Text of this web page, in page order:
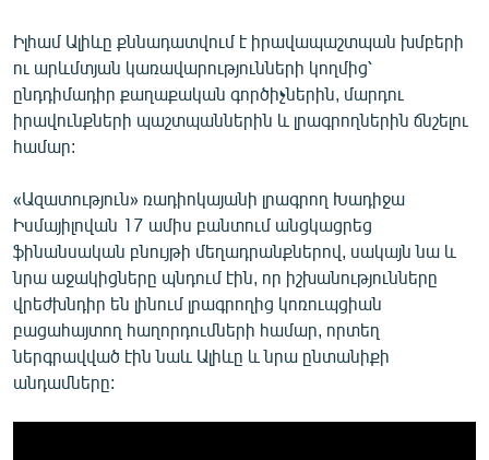
Իլհամ Ալիևը քննադատվում է իրավապաշտպան խմբերի
ու արևմտյան կառավարությունների կողմից՝
ընդդիմադիր քաղաքական գործիչներին, մարդու
իրավունքների պաշտպաններին և լրագրողներին ճնշելու
համար:
«Ազատություն» ռադիոկայանի լրագրող Խադիջա
Իսմայիլովան 17 ամիս բանտում անցկացրեց
ֆինանսական բնույթի մեղադրանքներով, սակայն նա և
նրա աջակիցները պնդում էին, որ իշխանությունները
վրեժխնդիր են լինում լրագրողից կոռուպցիան
բացահայտող հաղորդումների համար, որտեղ
ներգրավված էին նաև Ալիևը և նրա ընտանիքի
անդամները: